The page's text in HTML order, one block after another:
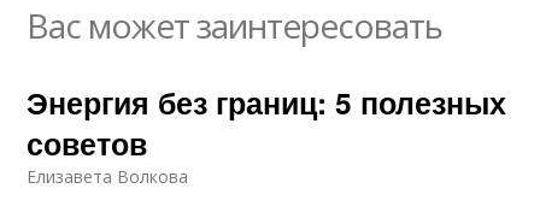
Вас может заинтересовать
Энергия без границ: 5 полезных
советов
Елизавета Волкова